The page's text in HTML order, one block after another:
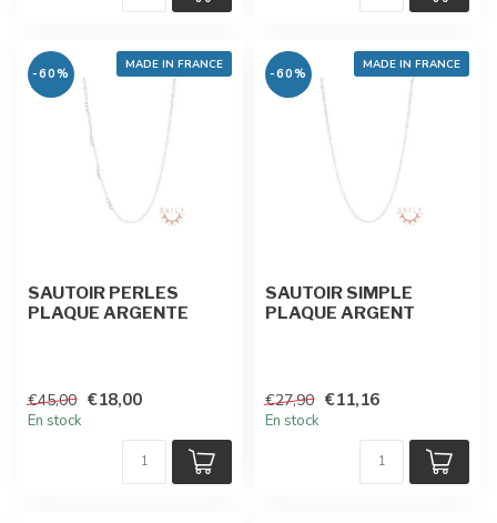
MADE IN FRANCE
-60%
SAUTOIR PERLES
PLAQUE ARGENTE
€45,00 €18,00
En stock
MADE IN FRANCE
-60%
SAUTOIR SIMPLE
PLAQUE ARGENT
€27,90 €11,16
En stock